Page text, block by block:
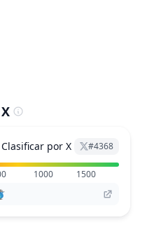
Clasificar por X #4368
1000
1500